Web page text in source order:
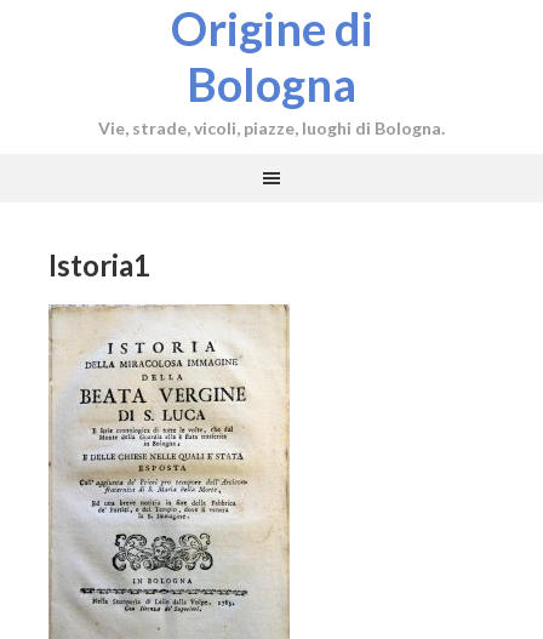
Origine di
Bologna
Vie, strade, vicoli, piazze, luoghi di Bologna.
Istoria1